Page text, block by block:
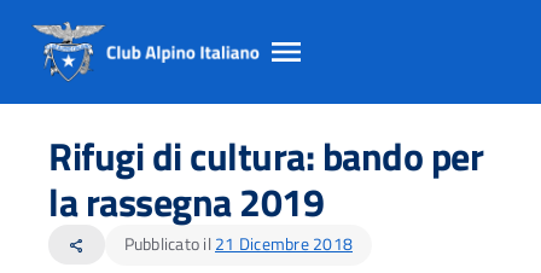
Salta
contento
principale
Salta
Salta
Rifugi di cultura: bando per
la rassegna 2019
share Pubblicato il 21 Dicembre 2018